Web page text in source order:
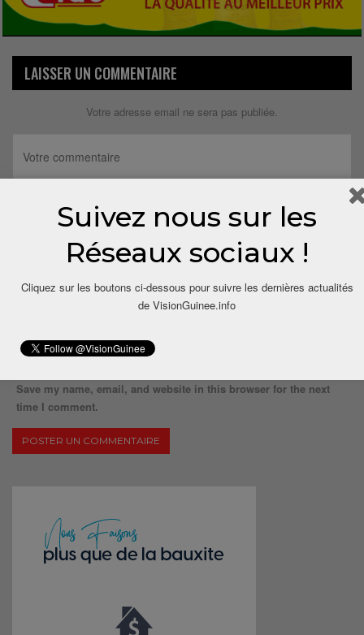
LAISSER UN COMMENTAIRE
Votre adresse email ne sera pas publiée.
Save my name, email, and website in this browser for the next
time I comment.
Suivez nous sur les
Réseaux sociaux !
Cliquez sur les boutons ci-dessous pour suivre les dernières actualités
de VisionGuinee.info